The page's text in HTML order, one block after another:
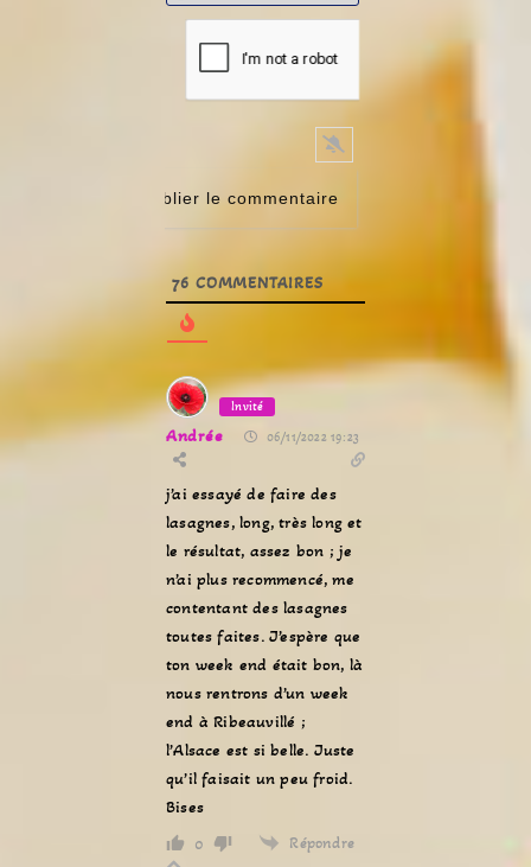
76 COMMENTAIRES
Invité
Andrée 06/11/2022 19:23
j’ai essayé de faire des
lasagnes, long, très long et
le résultat, assez bon ; je
n’ai plus recommencé, me
contentant des lasagnes
toutes faites. J’espère que
ton week end était bon, là
nous rentrons d’un week
end à Ribeauvillé ;
l’Alsace est si belle. Juste
qu’il faisait un peu froid.
Bises
0 Répondre